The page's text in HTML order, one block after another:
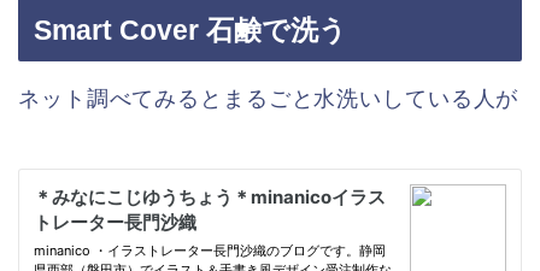
Smart Cover 石鹸で洗う
ネット調べてみるとまるごと水洗いしている人が